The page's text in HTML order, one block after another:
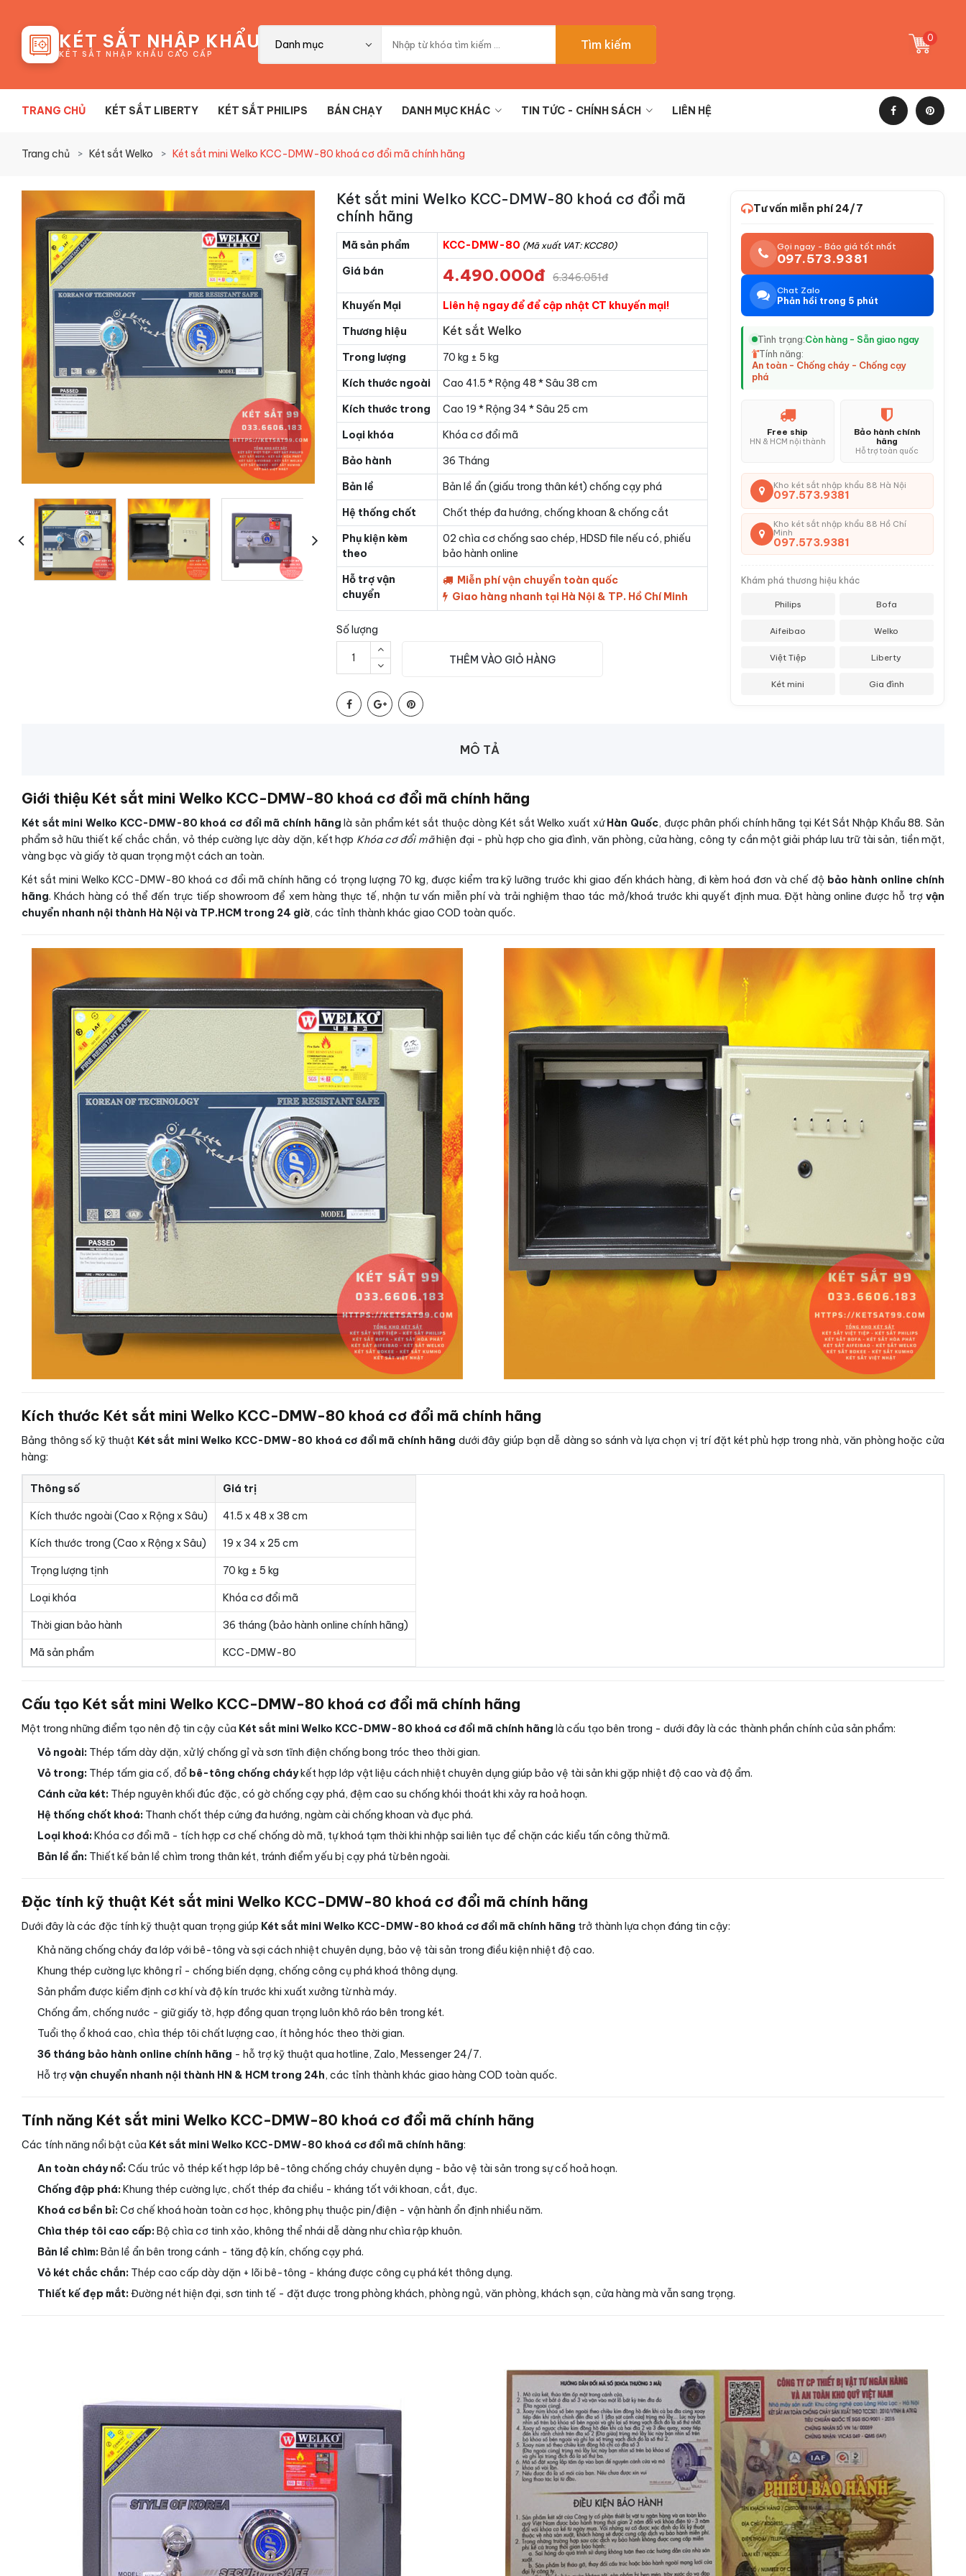
KÉT SẮT NHẬP KHẨU 88
KÉT SẮT NHẬP KHẨU CAO CẤP
0
Danh mục Tìm kiếm
TRANG CHỦ KÉT SẮT LIBERTY KÉT SẮT PHILIPS BÁN CHẠY DANH MỤC KHÁC TIN TỨC - CHÍNH SÁCH LIÊN HỆ
Trang chủ Két sắt Welko Két sắt mini Welko KCC-DMW-80 khoá cơ đổi mã chính hãng
Két sắt mini Welko KCC-DMW-80 khoá cơ đổi mã
chính hãng
Mã sản phẩm KCC-DMW-80 (Mã xuất VAT: KCC80)
Giá bán 4.490.000đ 6.346.051đ
Khuyến Mại
Liên hệ ngay để để cập nhật CT khuyến mại!
Thương hiệu
Két sắt Welko
Trong lượng
70 kg ± 5 kg
Kích thước ngoài
Cao 41.5 * Rộng 48 * Sâu 38 cm
Kích thước trong
Cao 19 * Rộng 34 * Sâu 25 cm
Loại khóa
Khóa cơ đổi mã
Bảo hành
36 Tháng
Bản lề
Bản lề ẩn (giấu trong thân két) chống cạy phá
Hệ thống chốt
Chốt thép đa hướng, chống khoan & chống cắt
Phụ kiện kèm
theo
02 chìa cơ chống sao chép, HDSD file nếu có, phiếu
bảo hành online
Hỗ trợ vận
chuyển
Miễn phí vận chuyển toàn quốc
Giao hàng nhanh tại Hà Nội & TP. Hồ Chí Minh
Số lượng
THÊM VÀO GIỎ HÀNG
Tư vấn miễn phí 24/7
Gọi ngay - Báo giá tốt nhất
097.573.9381
Chat Zalo
Phản hồi trong 5 phút
Tình trạng:Còn hàng - Sẵn giao ngay
Tính năng:
An toàn - Chống cháy - Chống cạy
phá
Free ship
HN & HCM nội thành
Bảo hành chính
hãng
Hỗ trợ toàn quốc
Kho két sắt nhập khẩu 88 Hà Nội
097.573.9381
Kho két sắt nhập khẩu 88 Hồ Chí
Minh
097.573.9381
Khám phá thương hiệu khác
Philips Bofa
Aifeibao Welko
Việt Tiệp Liberty
Két mini Gia đình
MÔ TẢ
Giới thiệu Két sắt mini Welko KCC-DMW-80 khoá cơ đổi mã chính hãng
Két sắt mini Welko KCC-DMW-80 khoá cơ đổi mã chính hãng là sản phẩm két sắt thuộc dòng Két sắt Welko xuất xứHàn Quốc, được phân phối chính hãng tại Két Sắt Nhập Khẩu 88. Sản
phẩm sở hữu thiết kế chắc chắn, vỏ thép cường lực dày dặn, kết hợp Khóa cơ đổi mãhiện đại - phù hợp cho gia đình, văn phòng, cửa hàng, công ty cần một giải pháp lưu trữ tài sản, tiền mặt,
vàng bạc và giấy tờ quan trọng một cách an toàn.
Két sắt mini Welko KCC-DMW-80 khoá cơ đổi mã chính hãng có trọng lượng 70 kg, được kiểm tra kỹ lưỡng trước khi giao đến khách hàng, đi kèm hoá đơn và chế độ bảo hành online chính
hãng. Khách hàng có thể đến trực tiếp showroom để xem hàng thực tế, nhận tư vấn miễn phí và trải nghiệm thao tác mở/khoá trước khi quyết định mua. Đặt hàng online được hỗ trợ vận
chuyển nhanh nội thành Hà Nội và TP.HCM trong 24 giờ, các tỉnh thành khác giao COD toàn quốc.
Kích thước Két sắt mini Welko KCC-DMW-80 khoá cơ đổi mã chính hãng
Bảng thông số kỹ thuật Két sắt mini Welko KCC-DMW-80 khoá cơ đổi mã chính hãng dưới đây giúp bạn dễ dàng so sánh và lựa chọn vị trí đặt két phù hợp trong nhà, văn phòng hoặc cửa
hàng:
Thông số Giá trị
Kích thước ngoài (Cao x Rộng x Sâu) 41.5 x 48 x 38 cm
Kích thước trong (Cao x Rộng x Sâu) 19 x 34 x 25 cm
Trọng lượng tịnh 70 kg ± 5 kg
Loại khóa Khóa cơ đổi mã
Thời gian bảo hành 36 tháng (bảo hành online chính hãng)
Mã sản phẩm KCC-DMW-80
Cấu tạo Két sắt mini Welko KCC-DMW-80 khoá cơ đổi mã chính hãng
Một trong những điểm tạo nên độ tin cậy của Két sắt mini Welko KCC-DMW-80 khoá cơ đổi mã chính hãng là cấu tạo bên trong - dưới đây là các thành phần chính của sản phẩm:
Vỏ ngoài: Thép tấm dày dặn, xử lý chống gỉ và sơn tĩnh điện chống bong tróc theo thời gian.
Vỏ trong: Thép tấm gia cố, đổ bê-tông chống cháykết hợp lớp vật liệu cách nhiệt chuyên dụng giúp bảo vệ tài sản khi gặp nhiệt độ cao và độ ẩm.
Cánh cửa két: Thép nguyên khối đúc đặc, có gờ chống cạy phá, đệm cao su chống khói thoát khi xảy ra hoả hoạn.
Hệ thống chốt khoá: Thanh chốt thép cứng đa hướng, ngàm cài chống khoan và đục phá.
Loại khoá: Khóa cơ đổi mã - tích hợp cơ chế chống dò mã, tự khoá tạm thời khi nhập sai liên tục để chặn các kiểu tấn công thử mã.
Bản lề ẩn: Thiết kế bản lề chìm trong thân két, tránh điểm yếu bị cạy phá từ bên ngoài.
Đặc tính kỹ thuật Két sắt mini Welko KCC-DMW-80 khoá cơ đổi mã chính hãng
Dưới đây là các đặc tính kỹ thuật quan trọng giúp Két sắt mini Welko KCC-DMW-80 khoá cơ đổi mã chính hãng trở thành lựa chọn đáng tin cậy:
Khả năng chống cháy đa lớp với bê-tông và sợi cách nhiệt chuyên dụng, bảo vệ tài sản trong điều kiện nhiệt độ cao.
Khung thép cường lực không rỉ - chống biến dạng, chống công cụ phá khoá thông dụng.
Sản phẩm được kiểm định cơ khí và độ kín trước khi xuất xưởng từ nhà máy.
Chống ẩm, chống nước - giữ giấy tờ, hợp đồng quan trọng luôn khô ráo bên trong két.
Tuổi thọ ổ khoá cao, chìa thép tôi chất lượng cao, ít hỏng hóc theo thời gian.
36 tháng bảo hành online chính hãng - hỗ trợ kỹ thuật qua hotline, Zalo, Messenger 24/7.
Hỗ trợvận chuyển nhanh nội thành HN & HCM trong 24h, các tỉnh thành khác giao hàng COD toàn quốc.
Tính năng Két sắt mini Welko KCC-DMW-80 khoá cơ đổi mã chính hãng
Các tính năng nổi bật của Két sắt mini Welko KCC-DMW-80 khoá cơ đổi mã chính hãng:
An toàn cháy nổ: Cấu trúc vỏ thép kết hợp lớp bê-tông chống cháy chuyên dụng - bảo vệ tài sản trong sự cố hoả hoạn.
Chống đập phá: Khung thép cường lực, chốt thép đa chiều - kháng tốt với khoan, cắt, đục.
Khoá cơ bền bỉ: Cơ chế khoá hoàn toàn cơ học, không phụ thuộc pin/điện - vận hành ổn định nhiều năm.
Chìa thép tôi cao cấp: Bộ chìa cơ tinh xảo, không thể nhái dễ dàng như chìa rập khuôn.
Bản lề chìm: Bản lề ẩn bên trong cánh - tăng độ kín, chống cạy phá.
Vỏ két chắc chắn: Thép cao cấp dày dặn + lõi bê-tông - kháng được công cụ phá két thông dụng.
Thiết kế đẹp mắt: Đường nét hiện đại, sơn tinh tế - đặt được trong phòng khách, phòng ngủ, văn phòng, khách sạn, cửa hàng mà vẫn sang trọng.